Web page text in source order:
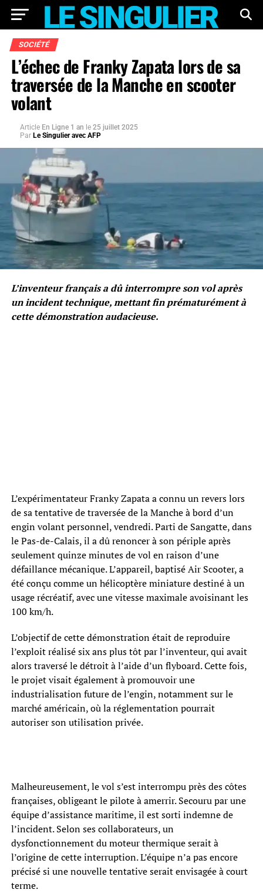
SOCIÉTÉ
L’échec de Franky Zapata lors de sa
traversée de la Manche en scooter
volant
Article En Ligne 1 an le 25 juillet 2025
Par Le Singulier avec AFP
L’inventeur français a dû interrompre son vol après
un incident technique, mettant fin prématurément à
cette démonstration audacieuse.
L’expérimentateur Franky Zapata a connu un revers lors
de sa tentative de traversée de la Manche à bord d’un
engin volant personnel, vendredi. Parti de Sangatte, dans
le Pas-de-Calais, il a dû renoncer à son périple après
seulement quinze minutes de vol en raison d’une
défaillance mécanique. L’appareil, baptisé Air Scooter, a
été conçu comme un hélicoptère miniature destiné à un
usage récréatif, avec une vitesse maximale avoisinant les
100 km/h.
L’objectif de cette démonstration était de reproduire
l’exploit réalisé six ans plus tôt par l’inventeur, qui avait
alors traversé le détroit à l’aide d’un flyboard. Cette fois,
le projet visait également à promouvoir une
industrialisation future de l’engin, notamment sur le
marché américain, où la réglementation pourrait
autoriser son utilisation privée.
Malheureusement, le vol s’est interrompu près des côtes
françaises, obligeant le pilote à amerrir. Secouru par une
équipe d’assistance maritime, il est sorti indemne de
l’incident. Selon ses collaborateurs, un
dysfonctionnement du moteur thermique serait à
l’origine de cette interruption. L’équipe n’a pas encore
précisé si une nouvelle tentative serait envisagée à court
terme.